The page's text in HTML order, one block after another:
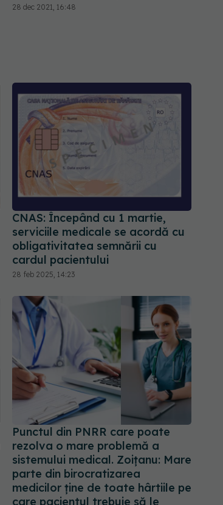
28 dec 2021, 16:48
CNAS: Începând cu 1 martie,
serviciile medicale se acordă cu
obligativitatea semnării cu
cardul pacientului
28 feb 2025, 14:23
Punctul din PNRR care poate
rezolva o mare problemă a
sistemului medical. Zoițanu: Mare
parte din birocratizarea
medicilor ține de toate hârtiile pe
care pacientul trebuie să le